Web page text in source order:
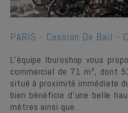
1/1
PARIS - Cession De Bail -
L’équipe Iburoshop vous
commercial de 71 m², dont
situé à proximité immédiate
bien bénéficie d’une belle
mètres ainsi que…